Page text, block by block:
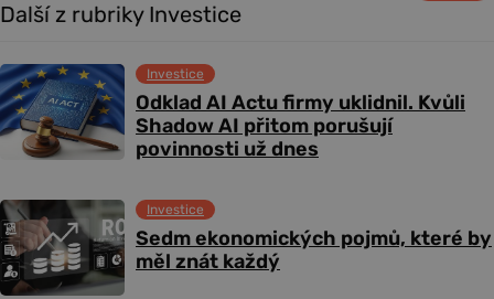
Další z rubriky Investice
Odklad AI Actu firmy uklidnil. Kvůli
Shadow AI přitom porušují
povinnosti už dnes
Investice
Sedm ekonomických pojmů, které by
měl znát každý
Investice